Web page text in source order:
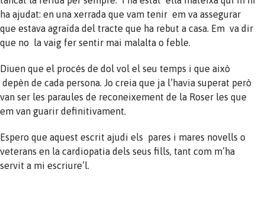
ha ajudat: en una xerrada que vam tenir em va assegurar
que estava agraïda del tracte que ha rebut a casa. Em va dir
que no la vaig fer sentir mai malalta o feble.
Diuen que el procés de dol vol el seu temps i que això
depèn de cada persona. Jo creia que ja l’havia superat però
van ser les paraules de reconeixement de la Roser les que
em van guarir definitivament.
Espero que aquest escrit ajudi els pares i mares novells o
veterans en la cardiopatia dels seus fills, tant com m’ha
servit a mi escriure’l.